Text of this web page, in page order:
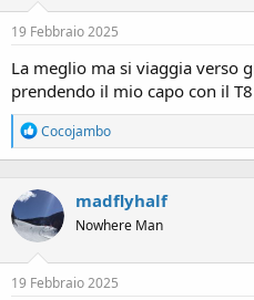
:
19 Febbraio 2025
La meglio ma si viaggia verso
prendendo il mio capo con il
R
e
a
i
o
n
:
Cocojambo
madflyhalf
Nowhere Man
19 Febbraio 2025